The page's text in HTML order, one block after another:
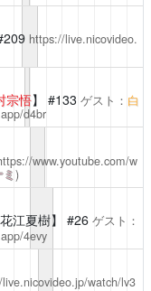
https://live.nicovideo.
宗悟】 #133 ゲスト： 白
d4br
www.youtube.com/w
)
江夏樹】 #26 ゲスト：
4evy
watch/lv3